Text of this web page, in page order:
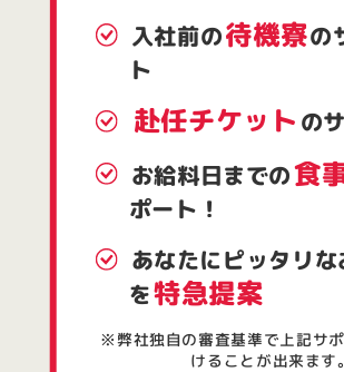
入社前の待機寮の
ト
赴任チケット の
お給料日までの食
ポート！
あなたにピッタリ
を特急提案
※弊社独自の審査基準で上記サ
けることが出来ます。